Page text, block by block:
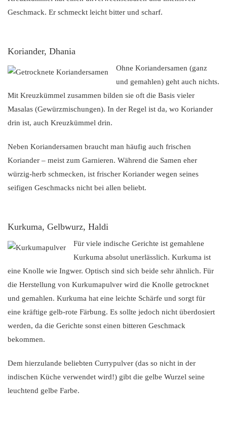
Geschmack. Er schmeckt leicht bitter und scharf.
Koriander, Dhania
Ohne Koriandersamen (ganz
und gemahlen) geht auch nichts.
Mit Kreuzkümmel zusammen bilden sie oft die Basis vieler
Masalas (Gewürzmischungen). In der Regel ist da, wo Koriander
drin ist, auch Kreuzkümmel drin.
Neben Koriandersamen braucht man häufig auch frischen
Koriander – meist zum Garnieren. Während die Samen eher
würzig-herb schmecken, ist frischer Koriander wegen seines
seifigen Geschmacks nicht bei allen beliebt.
Kurkuma, Gelbwurz, Haldi
Für viele indische Gerichte ist gemahlene
Kurkuma absolut unerlässlich. Kurkuma ist
eine Knolle wie Ingwer. Optisch sind sich beide sehr ähnlich. Für
die Herstellung von Kurkumapulver wird die Knolle getrocknet
und gemahlen. Kurkuma hat eine leichte Schärfe und sorgt für
eine kräftige gelb-rote Färbung. Es sollte jedoch nicht überdosiert
werden, da die Gerichte sonst einen bitteren Geschmack
bekommen.
Dem hierzulande beliebten Currypulver (das so nicht in der
indischen Küche verwendet wird!) gibt die gelbe Wurzel seine
leuchtend gelbe Farbe.